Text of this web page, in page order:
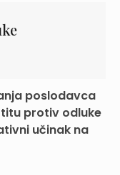
poslodavca
protiv odluke
učinak na